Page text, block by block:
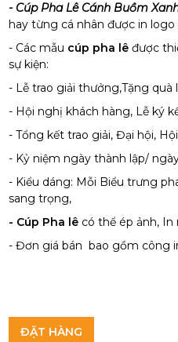
- Cúp Pha Lê Cánh Buồm
hay từng cá nhân được in
- Các mẫu cúp pha lêđược
sự kiện:
- Lễ trao giải thưởng,Tặng quà
- Hội nghị khách hàng, Lễ ký
- Tổng kết trao giải, Đại hội,
- Kỷ niệm ngày thành lập/
- Kiểu dáng: Mỗi Biểu trưng
sang trọng,
- Cúp Pha lêcó thể ép ảnh, In
- Đơn giá bán bao gồm công
ĐẶT HÀNG